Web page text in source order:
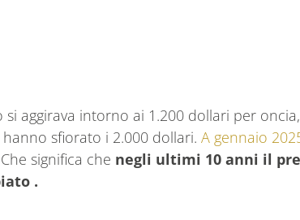
si aggirava intorno ai 1.200 dollari per
sfiorato i 2.000 dollari.A gennaio
significa che negli ultimi 10 anni il
.